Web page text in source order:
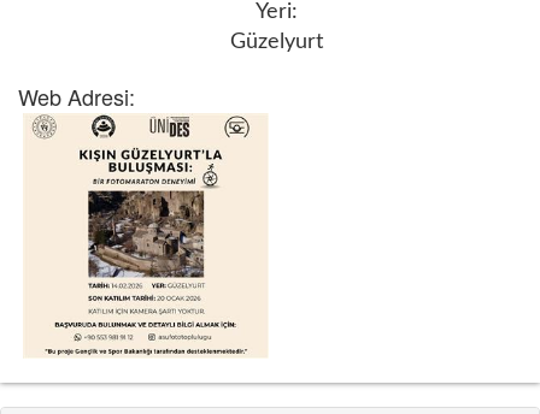
Yeri:
Güzelyurt
Web Adresi: